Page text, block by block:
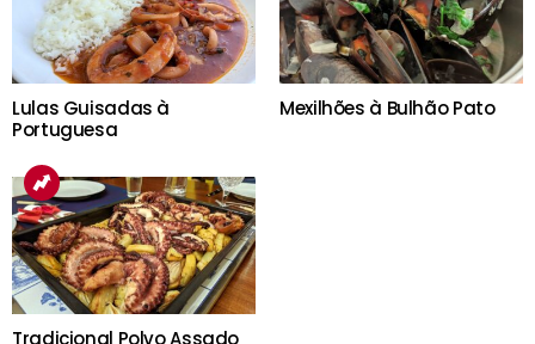
Lulas Guisadas à
Portuguesa
Mexilhões à Bulhão Pato
Tradicional Polvo Assado